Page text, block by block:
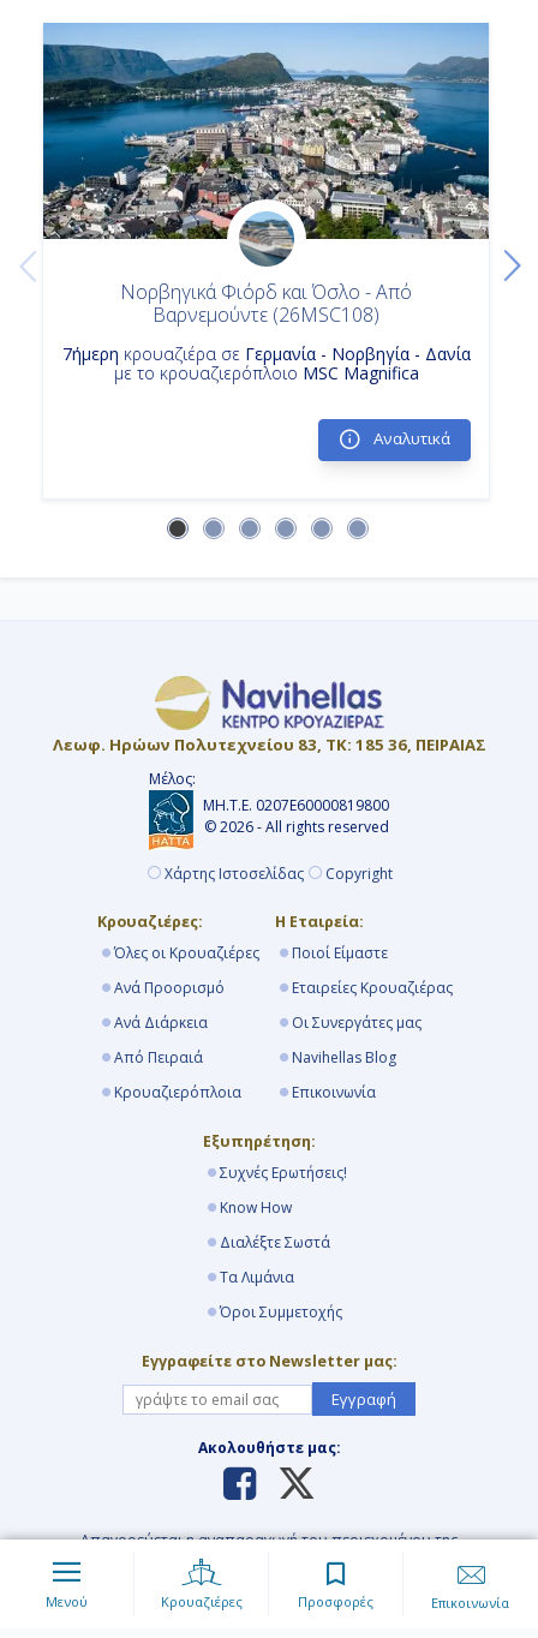
Νορβηγικά Φιόρδ και Όσλο - Από
Βαρνεμούντε (26MSC108)
7ήμερη κρουαζιέρα σε Γερμανία - Νορβηγία - Δανία
με το κρουαζιερόπλοιο MSC Magnifica
Αναλυτικά
Λεωφ. Ηρώων Πολυτεχνείου 83, ΤΚ: 185 36, ΠΕΙΡΑΙΑΣ
Μέλος:
ΜΗ.Τ.Ε. 0207Ε60000819800
© 2026 - All rights reserved
Χάρτης Ιστοσελίδας Copyright
Κρουαζιέρες:
Όλες οι Κρουαζιέρες
Ανά Προορισμό
Ανά Διάρκεια
Από Πειραιά
Κρουαζιερόπλοια
Η Εταιρεία:
Ποιοί Είμαστε
Εταιρείες Κρουαζιέρας
Οι Συνεργάτες μας
Navihellas Blog
Επικοινωνία
Εξυπηρέτηση:
Συχνές Ερωτήσεις!
Know How
Διαλέξτε Σωστά
Τα Λιμάνια
Όροι Συμμετοχής
Εγγραφείτε στο Newsletter μας:
Εγγραφή
Ακολουθήστε μας:
Απαγορεύεται η αναπαραγωγή του περιεχομένου της
ιστοσελίδας με οιανδήποτε τρόπο και μέσο. Για περισσότερες
πληροφορίες διαβάστε τους
Όρους Χρήσης της ιστοσελίδας.
Μενού Κρουαζιέρες Προσφορές Επικοινωνία